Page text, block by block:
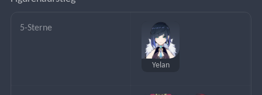
5-Sterne
Yelan